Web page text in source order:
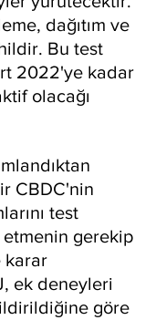
dağıtım ve
Bu test
2022'ye kadar
olacağı
CBDC'nin
test
gerekip
karar
ek deneyleri
göre